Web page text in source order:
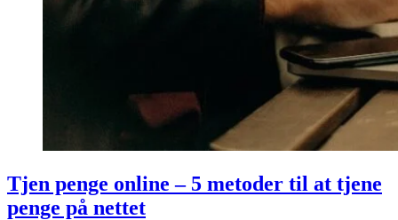
Tjen penge online – 5 metoder til at tjene
penge på nettet